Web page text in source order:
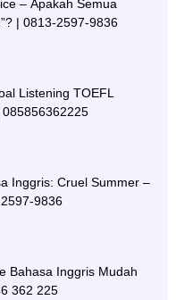
– Apakah Semua
| 0813-2597-9836
Listening TOEFL
Inggris: Cruel Summer –
9836
Bahasa Inggris Mudah
362 225